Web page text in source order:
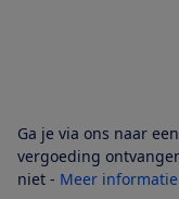
Ga je via ons naar
vergoeding
niet - Meer informatie